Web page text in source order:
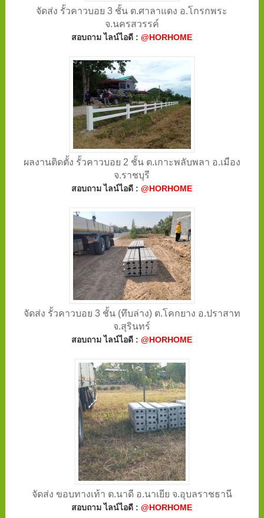
จัดส่ง รั้วคาวบอย 3 ชั้น ต.ศาลาแดง อ.โกรกพระ
จ.นครสวรรค์
สอบถาม ไลน์ไอดี :@HORHOME
ผลงานติดตั้ง รั้วคาวบอย 2 ชั้น ต.เกาะพลับพลา อ.เมือง
จ.ราชบุรี
สอบถาม ไลน์ไอดี :@HORHOME
จัดส่ง รั้วคาวบอย 3 ชั้น (ทึบล่าง) ต.โคกยาง อ.ปราสาท
จ.สุรินทร์
สอบถาม ไลน์ไอดี :@HORHOME
จัดส่ง ขอบทางเท้า ต.นาดี อ.นาเยีย จ.อุบลราชธานี
สอบถาม ไลน์ไอดี :@HORHOME